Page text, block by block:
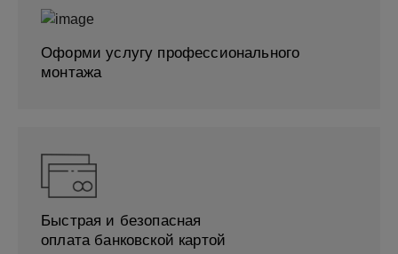
Оформи услугу профессионального
монтажа
Быстрая и безопасная
оплата банковской картой